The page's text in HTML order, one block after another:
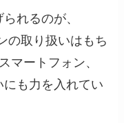
れるのが、
の取り扱いはもち
マートフォン、
も力を入れてい